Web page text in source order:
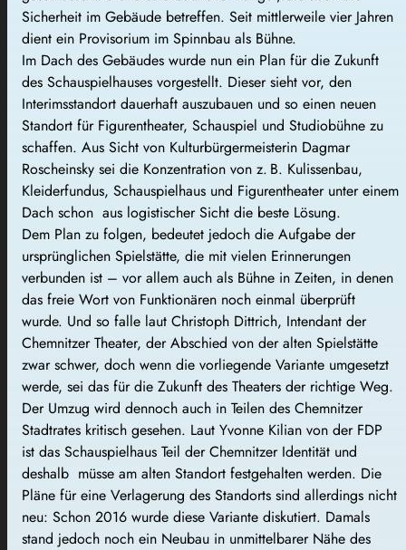
Sicherheit im Gebäude betreffen. Seit mittlerweile vier Jahren
dient ein Provisorium im Spinnbau als Bühne.
Im Dach des Gebäudes wurde nun ein Plan für die Zukunft
des Schauspielhauses vorgestellt. Dieser sieht vor, den
Interimsstandort dauerhaft auszubauen und so einen neuen
Standort für Figurentheater, Schauspiel und Studiobühne zu
schaffen. Aus Sicht von Kulturbürgermeisterin Dagmar
Roscheinsky sei die Konzentration von z. B. Kulissenbau,
Kleiderfundus, Schauspielhaus und Figurentheater unter einem
Dach schon aus logistischer Sicht die beste Lösung.
Dem Plan zu folgen, bedeutet jedoch die Aufgabe der
ursprünglichen Spielstätte, die mit vielen Erinnerungen
verbunden ist – vor allem auch als Bühne in Zeiten, in denen
das freie Wort von Funktionären noch einmal überprüft
wurde. Und so falle laut Christoph Dittrich, Intendant der
Chemnitzer Theater, der Abschied von der alten Spielstätte
zwar schwer, doch wenn die vorliegende Variante umgesetzt
werde, sei das für die Zukunft des Theaters der richtige Weg.
Der Umzug wird dennoch auch in Teilen des Chemnitzer
Stadtrates kritisch gesehen. Laut Yvonne Kilian von der FDP
ist das Schauspielhaus Teil der Chemnitzer Identität und
deshalb müsse am alten Standort festgehalten werden. Die
Pläne für eine Verlagerung des Standorts sind allerdings nicht
neu: Schon 2016 wurde diese Variante diskutiert. Damals
stand jedoch noch ein Neubau in unmittelbarer Nähe des